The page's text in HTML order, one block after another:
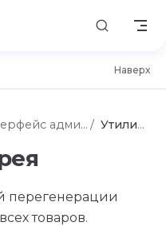
Наверх
админки Утилиты
перегенерации
товаров.